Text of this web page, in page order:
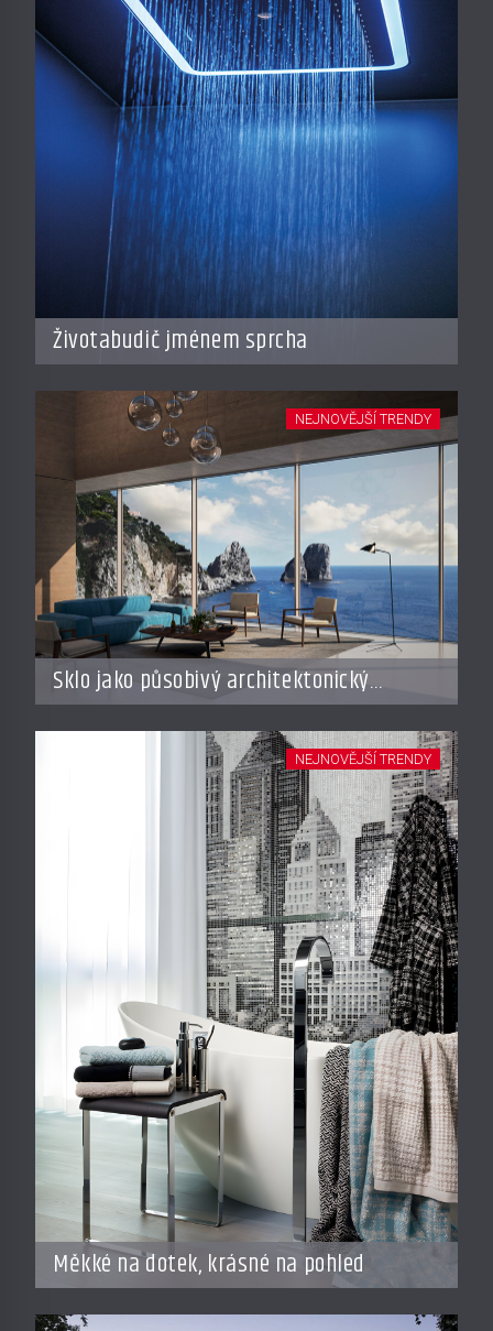
Životabudič jménem sprcha
Sklo jako působivý architektonický
materiál
NEJNOVĚJŠÍ TRENDY
Měkké na dotek, krásné na pohled
NEJNOVĚJŠÍ TRENDY